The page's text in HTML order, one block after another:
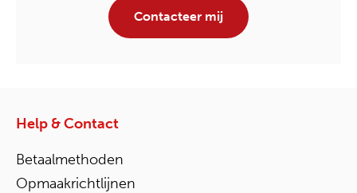
Contacteer mij
Help & Contact
Betaalmethoden
Opmaakrichtlijnen